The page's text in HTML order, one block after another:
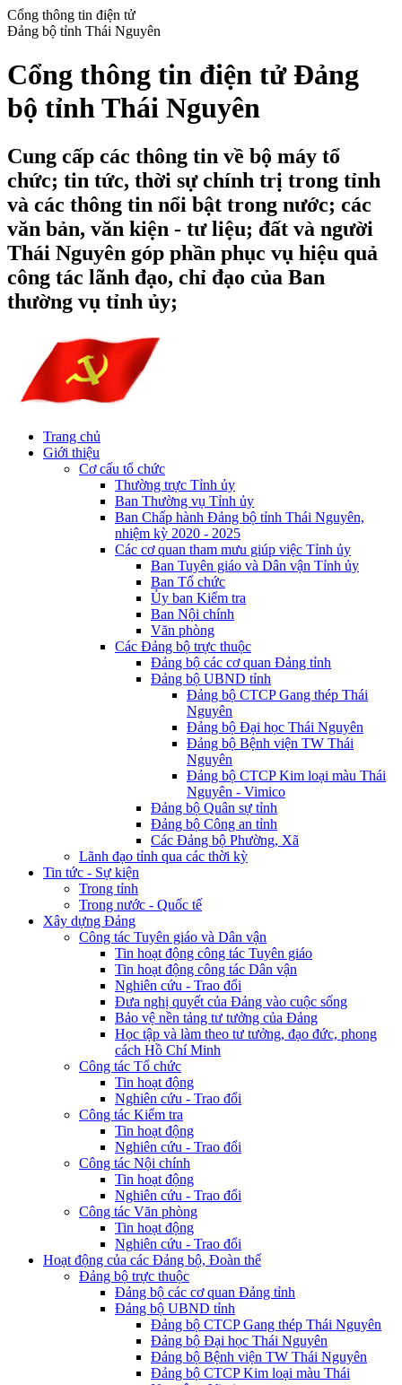
Cổng thông tin điện tử
Đảng bộ tỉnh Thái Nguyên
Cổng thông tin điện tử Đảng
bộ tỉnh Thái Nguyên
Cung cấp các thông tin về bộ máy tổ
chức; tin tức, thời sự chính trị trong tỉnh
và các thông tin nổi bật trong nước; các
văn bản, văn kiện - tư liệu; đất và người
Thái Nguyên góp phần phục vụ hiệu quả
công tác lãnh đạo, chỉ đạo của Ban
thường vụ tỉnh ủy;
Trang chủ
Giới thiệu
Cơ cấu tổ chức
Thường trực Tỉnh ủy
Ban Thường vụ Tỉnh ủy
Ban Chấp hành Đảng bộ tỉnh Thái Nguyên,
nhiệm kỳ 2020 - 2025
Các cơ quan tham mưu giúp việc Tỉnh ủy
Ban Tuyên giáo và Dân vận Tỉnh ủy
Ban Tổ chức
Ủy ban Kiểm tra
Ban Nội chính
Văn phòng
Các Đảng bộ trực thuộc
Đảng bộ các cơ quan Đảng tỉnh
Đảng bộ UBND tỉnh
Đảng bộ CTCP Gang thép Thái
Nguyên
Đảng bộ Đại học Thái Nguyên
Đảng bộ Bệnh viện TW Thái
Nguyên
Đảng bộ CTCP Kim loại màu Thái
Nguyên - Vimico
Đảng bộ Quân sự tỉnh
Đảng bộ Công an tỉnh
Các Đảng bộ Phường, Xã
Lãnh đạo tỉnh qua các thời kỳ
Tin tức - Sự kiện
Trong tỉnh
Trong nước - Quốc tế
Xây dựng Đảng
Công tác Tuyên giáo và Dân vận
Tin hoạt động công tác Tuyên giáo
Tin hoạt động công tác Dân vận
Nghiên cứu - Trao đổi
Đưa nghị quyết của Đảng vào cuộc sống
Bảo vệ nền tảng tư tưởng của Đảng
Học tập và làm theo tư tưởng, đạo đức, phong
cách Hồ Chí Minh
Công tác Tổ chức
Tin hoạt động
Nghiên cứu - Trao đổi
Công tác Kiểm tra
Tin hoạt động
Nghiên cứu - Trao đổi
Công tác Nội chính
Tin hoạt động
Nghiên cứu - Trao đổi
Công tác Văn phòng
Tin hoạt động
Nghiên cứu - Trao đổi
Hoạt động của các Đảng bộ, Đoàn thể
Đảng bộ trực thuộc
Đảng bộ các cơ quan Đảng tỉnh
Đảng bộ UBND tỉnh
Đảng bộ CTCP Gang thép Thái Nguyên
Đảng bộ Đại học Thái Nguyên
Đảng bộ Bệnh viện TW Thái Nguyên
Đảng bộ CTCP Kim loại màu Thái